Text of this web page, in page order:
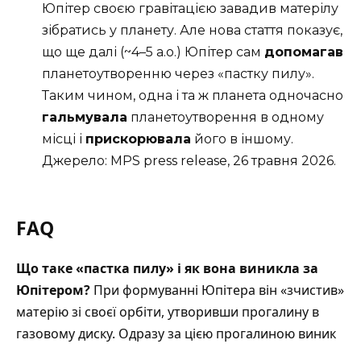
Юпітер своєю гравітацією завадив матерілу
зібратись у планету. Але нова стаття показує,
що ще далі (~4–5 а.о.) Юпітер сам допомагав
планетоутворенню через «пастку пилу».
Таким чином, одна і та ж планета одночасно
гальмувала планетоутворення в одному
місці і прискорювала його в іншому.
Джерело: MPS press release, 26 травня 2026.
FAQ
Що таке «пастка пилу» і як вона виникла за
Юпітером? При формуванні Юпітера він «зчистив»
матерію зі своєї орбіти, утворивши прогалину в
газовому диску. Одразу за цією прогалиною виник